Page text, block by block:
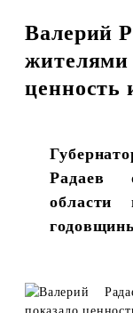
Валерий
ценность
Радаев
области